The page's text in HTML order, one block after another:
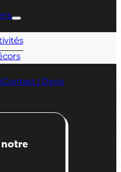
Contact / Devis